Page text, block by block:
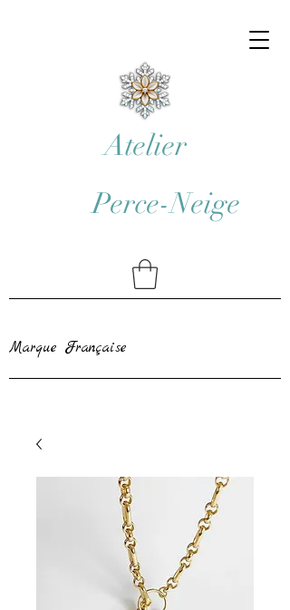
Perce-Neige
Atelier
Marque Française